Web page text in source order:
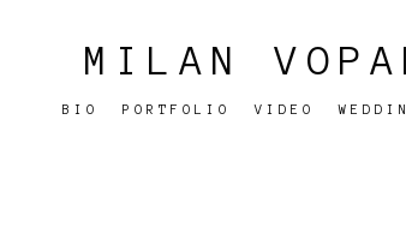
MILAN
BIO PORTFOLIO VIDEO